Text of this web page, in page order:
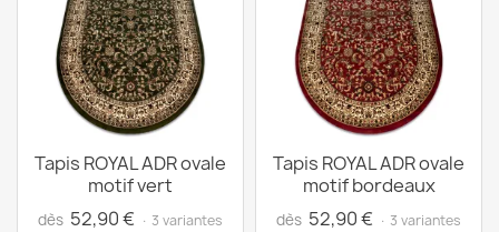
Tapis ROYAL ADR ovale
motif vert
dès 52,90 € · 3 variantes
Tapis ROYAL ADR ovale
motif bordeaux
dès 52,90 € · 3 variantes